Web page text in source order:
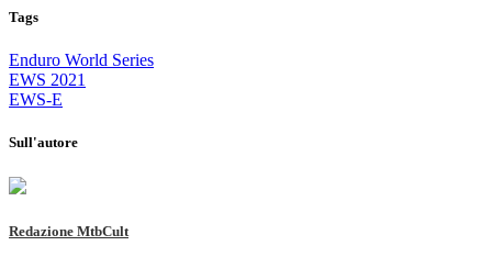
Tags
Enduro World Series
EWS 2021
EWS-E
Sull'autore
Redazione MtbCult